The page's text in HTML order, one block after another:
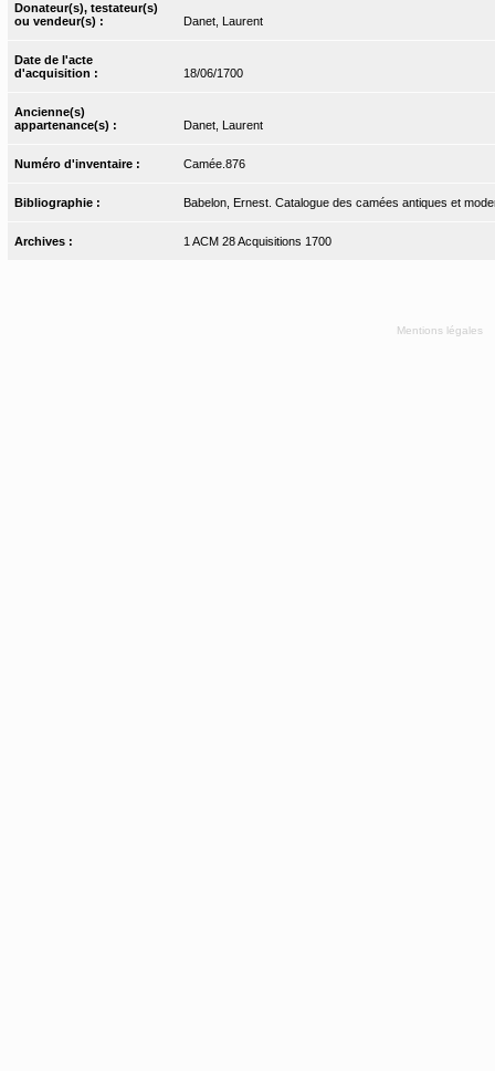
Donateur(s), testateur(s)
ou vendeur(s) :
Danet, Laurent
Date de l'acte
d'acquisition :
18/06/1700
Ancienne(s)
appartenance(s) :
Danet, Laurent
Numéro d'inventaire : Camée.876
Bibliographie : Babelon, Ernest. Catalogue des camées antiques et
Archives : 1 ACM 28 Acquisitions 1700
Mentions légales